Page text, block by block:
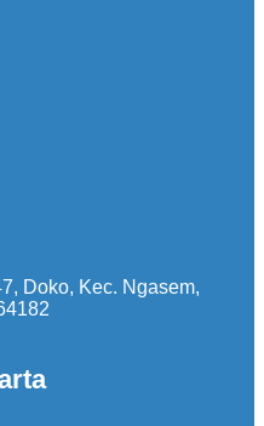
Doko, Kec. Ngasem,